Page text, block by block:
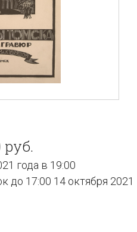
руб.
года в 19:00
до 17:00 14 октября 2021